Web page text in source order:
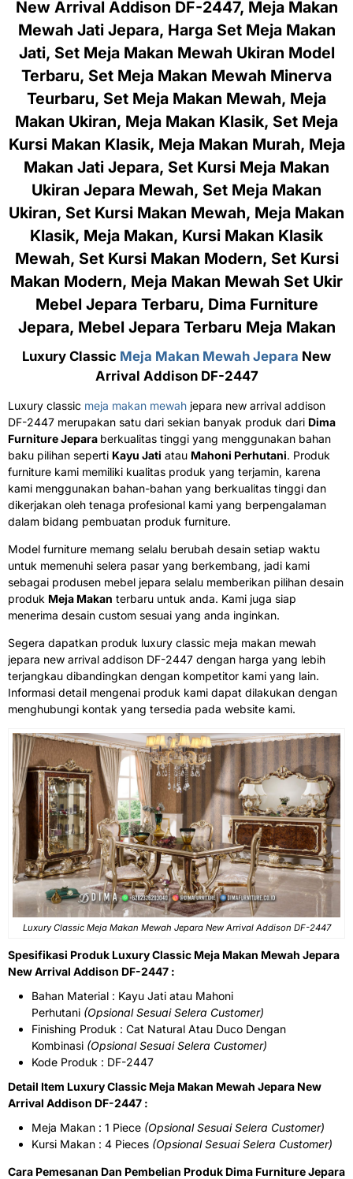
New Arrival Addison DF-2447, Meja Makan
Mewah Jati Jepara, Harga Set Meja Makan
Jati, Set Meja Makan Mewah Ukiran Model
Terbaru, Set Meja Makan Mewah Minerva
Teurbaru, Set Meja Makan Mewah, Meja
Makan Ukiran, Meja Makan Klasik, Set Meja
Kursi Makan Klasik, Meja Makan Murah, Meja
Makan Jati Jepara, Set Kursi Meja Makan
Ukiran Jepara Mewah, Set Meja Makan
Ukiran, Set Kursi Makan Mewah, Meja Makan
Klasik, Meja Makan, Kursi Makan Klasik
Mewah, Set Kursi Makan Modern, Set Kursi
Makan Modern, Meja Makan Mewah Set Ukir
Mebel Jepara Terbaru, Dima Furniture
Jepara, Mebel Jepara Terbaru Meja Makan
Luxury Classic Meja Makan Mewah Jepara New
Arrival Addison DF-2447
Luxury classic meja makan mewah jepara new arrival addison
DF-2447 merupakan satu dari sekian banyak produk dari Dima
Furniture Jepara berkualitas tinggi yang menggunakan bahan
baku pilihan seperti Kayu Jati atau Mahoni Perhutani. Produk
furniture kami memiliki kualitas produk yang terjamin, karena
kami menggunakan bahan-bahan yang berkualitas tinggi dan
dikerjakan oleh tenaga profesional kami yang berpengalaman
dalam bidang pembuatan produk furniture.
Model furniture memang selalu berubah desain setiap waktu
untuk memenuhi selera pasar yang berkembang, jadi kami
sebagai produsen mebel jepara selalu memberikan pilihan desain
produk Meja Makan terbaru untuk anda. Kami juga siap
menerima desain custom sesuai yang anda inginkan.
Segera dapatkan produk luxury classic meja makan mewah
jepara new arrival addison DF-2447 dengan harga yang lebih
terjangkau dibandingkan dengan kompetitor kami yang lain.
Informasi detail mengenai produk kami dapat dilakukan dengan
menghubungi kontak yang tersedia pada website kami.
Luxury Classic Meja Makan Mewah Jepara New Arrival Addison DF-2447
Spesifikasi Produk Luxury Classic Meja Makan Mewah Jepara
New Arrival Addison DF-2447 :
Bahan Material : Kayu Jati atau Mahoni
Perhutani (Opsional Sesuai Selera Customer)
Finishing Produk : Cat Natural Atau Duco Dengan
Kombinasi (Opsional Sesuai Selera Customer)
Kode Produk : DF-2447
Detail Item Luxury Classic Meja Makan Mewah Jepara New
Arrival Addison DF-2447 :
Meja Makan : 1 Piece (Opsional Sesuai Selera Customer)
Kursi Makan : 4 Pieces (Opsional Sesuai Selera Customer)
Cara Pemesanan Dan Pembelian Produk Dima Furniture Jepara